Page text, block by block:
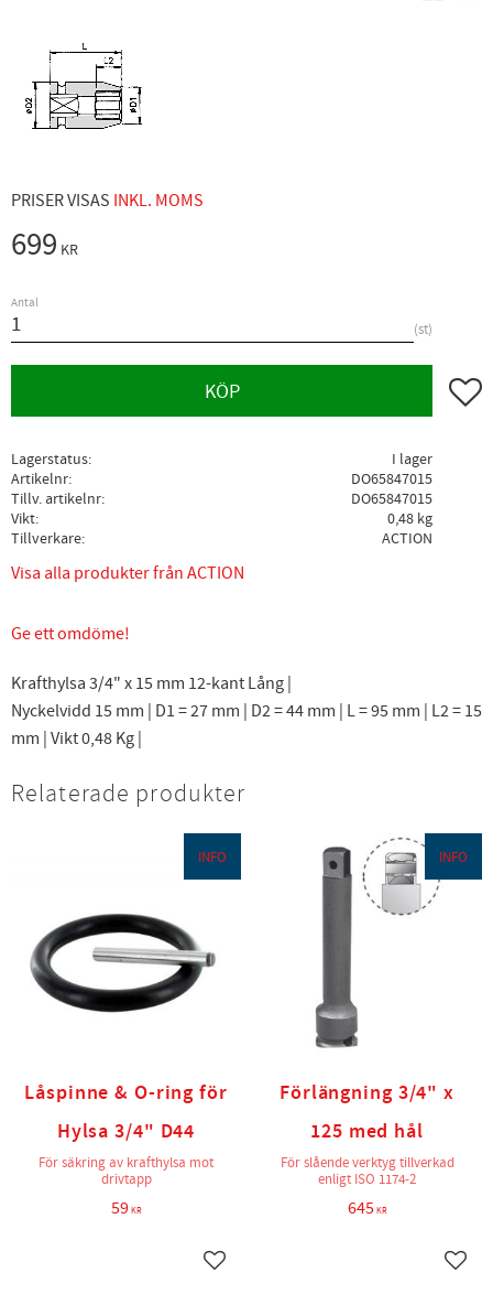
PRISER VISAS INKL. MOMS
699 KR
Antal
st
KÖP Lägg
Lagerstatus
I lager
Artikelnr
DO65847015
Tillv. artikelnr
DO65847015
Vikt
0,48 kg
Tillverkare
ACTION
Visa alla produkter från ACTION
Ge ett omdöme!
Krafthylsa 3/4" x 15 mm 12-kant Lång |
Nyckelvidd 15 mm | D1 = 27 mm | D2 = 44 mm | L = 95 mm | L2 = 15
mm | Vikt 0,48 Kg |
Relaterade produkter
Låspinne & O-ring för
Hylsa 3/4" D44
För säkring av krafthylsa mot
drivtapp
59KR
Lägg till i favoriter
INFO
Förlängning 3/4" x
125 med hål
För slående verktyg tillverkad
enligt ISO 1174-2
645KR
INFO